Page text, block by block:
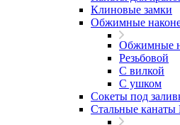
Клиновые замки
Обжимные
Обжимные
Резьбовой
С вилкой
С ушком
Сокеты под
Стальные канаты